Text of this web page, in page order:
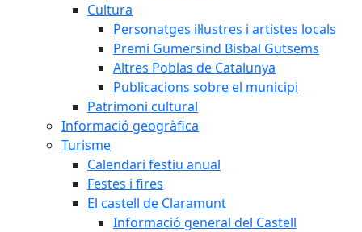
Cultura
Personatges il·lustres i artistes locals
Premi Gumersind Bisbal Gutsems
Altres Poblas de Catalunya
Publicacions sobre el municipi
Patrimoni cultural
Informació geogràfica
Turisme
Calendari festiu anual
Festes i fires
El castell de Claramunt
Informació general del Castell